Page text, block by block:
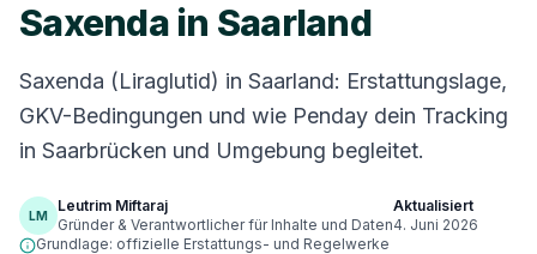
Saxenda in Saarland
Saxenda (Liraglutid) in Saarland: Erstattungslage,
GKV-Bedingungen und wie Penday dein Tracking
in Saarbrücken und Umgebung begleitet.
LM
Leutrim Miftaraj
Gründer & Verantwortlicher für Inhalte und Daten
Aktualisiert
4. Juni 2026
Grundlage: offizielle Erstattungs- und Regelwerke